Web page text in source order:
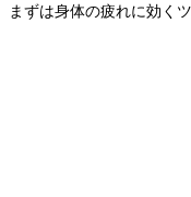
まずは身体の疲れに効く